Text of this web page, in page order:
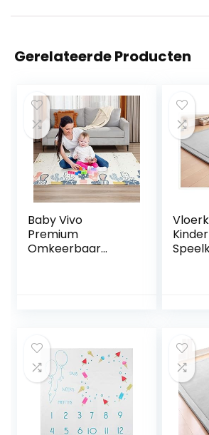
Gerelateerde Producten
Baby Vivo
Premium
Omkeerbaar
XXL 200 x 180 cm
150 x